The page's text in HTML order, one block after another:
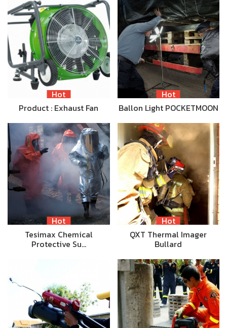
Hot
Product : Exhaust Fan
Hot
Ballon Light POCKETMOON
Hot
Tesimax Chemical
Protective Su…
Hot
QXT Thermal Imager
Bullard